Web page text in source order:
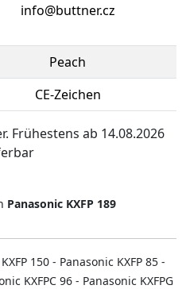
info@buttner.cz
Peach
CE-Zeichen
Frühestens ab 14.08.2026
Panasonic KXFP 189
150 - Panasonic KXFP 85 -
KXFPC 96 - Panasonic KXFPG